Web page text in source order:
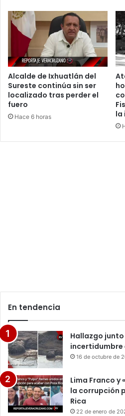
Alcalde de Ixhuatlán del
Sureste continúa sin ser
localizado tras perder el
fuero
Hace 6 horas
la
En tendencia
Hallazgo
incertidumbre
16 de octubre de
Lima Franco y
la corrupción
Rica
22 de enero de